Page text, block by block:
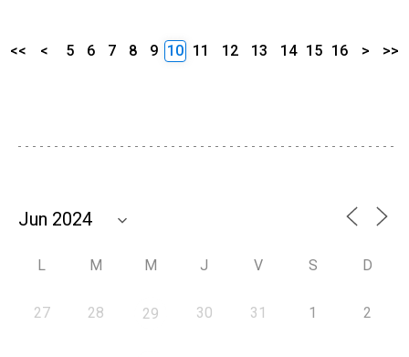
<< < 5 6 7 8 9 10 11 12 13 14 15 16 > >>
L M M J V S D
27 28 29 30 31 1 2